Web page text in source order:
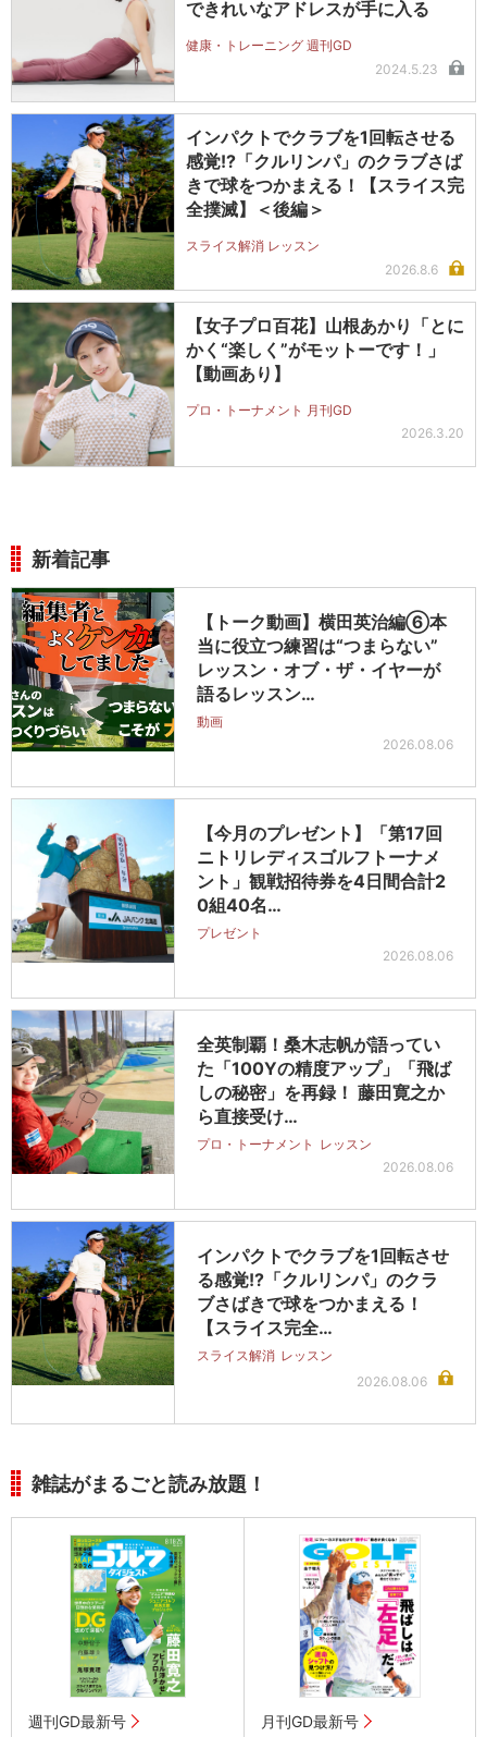
できれいなアドレスが手に入る
健康・トレーニング 週刊GD
2024.5.23
インパクトでクラブを1回転させる
感覚!?「クルリンパ」のクラブさば
きで球をつかまえる！【スライス完
全撲滅】＜後編＞
スライス解消 レッスン
2026.8.6
【女子プロ百花】山根あかり「とに
かく“楽しく”がモットーです！」
【動画あり】
プロ・トーナメント 月刊GD
2026.3.20
新着記事
【トーク動画】横田英治編⑥本
当に役立つ練習は“つまらない”
レッスン・オブ・ザ・イヤーが
語るレッスン…
動画
2026.08.06
【今月のプレゼント】「第17回
ニトリレディスゴルフトーナメ
ント」観戦招待券を4日間合計2
0組40名…
プレゼント
2026.08.06
全英制覇！桑木志帆が語ってい
た「100Yの精度アップ」「飛ば
しの秘密」を再録！ 藤田寛之か
ら直接受け…
プロ・トーナメント レッスン
2026.08.06
インパクトでクラブを1回転させ
る感覚!?「クルリンパ」のクラ
ブさばきで球をつかまえる！
【スライス完全…
スライス解消 レッスン
2026.08.06
雑誌がまるごと読み放題！
週刊GD最新号 月刊GD最新号